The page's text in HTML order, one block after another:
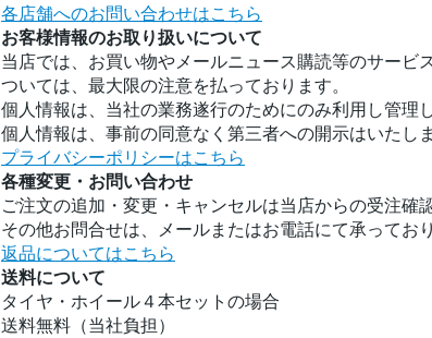
各店舗へのお問い合わせはこちら
お客様情報のお取り扱いについて
当店では、お買い物やメールニュース購読等のサービ
ついては、最大限の注意を払っております。
個人情報は、当社の業務遂行のためにのみ利用し管理
個人情報は、事前の同意なく第三者への開示はいたしま
プライバシーポリシーはこちら
各種変更・お問い合わせ
ご注文の追加・変更・キャンセルは当店からの受注確
その他お問合せは、メールまたはお電話にて承ってお
返品についてはこちら
送料について
タイヤ・ホイール４本セットの場合
送料無料（当社負担）